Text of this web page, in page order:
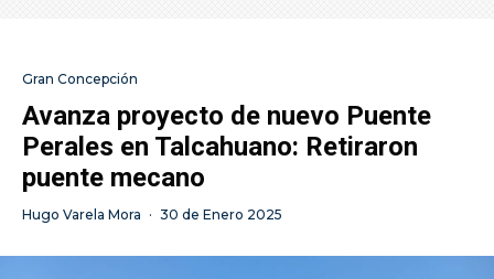
Gran Concepción
Avanza proyecto de nuevo Puente
Perales en Talcahuano: Retiraron
puente mecano
Hugo Varela Mora · 30 de Enero 2025